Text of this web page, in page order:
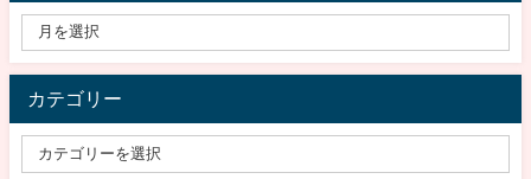
カテゴリー